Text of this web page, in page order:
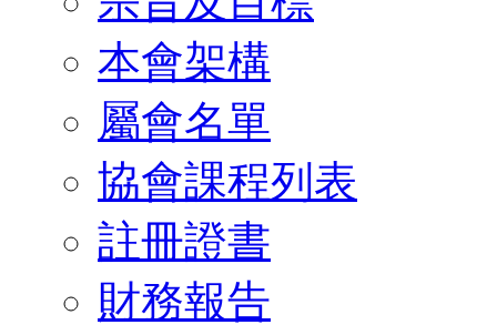
本會架構
屬會名單
協會課程列表
註冊證書
財務報告